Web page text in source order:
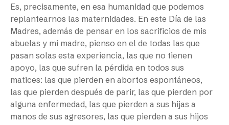
Es, precisamente, en esa humanidad que podemos
replantearnos las maternidades. En este Día de las
Madres, además de pensar en los sacrificios de mis
abuelas y mi madre, pienso en el de todas las que
pasan solas esta experiencia, las que no tienen
apoyo, las que sufren la pérdida en todos sus
matices: las que pierden en abortos espontáneos,
las que pierden después de parir, las que pierden por
alguna enfermedad, las que pierden a sus hijas a
manos de sus agresores, las que pierden a sus hijos